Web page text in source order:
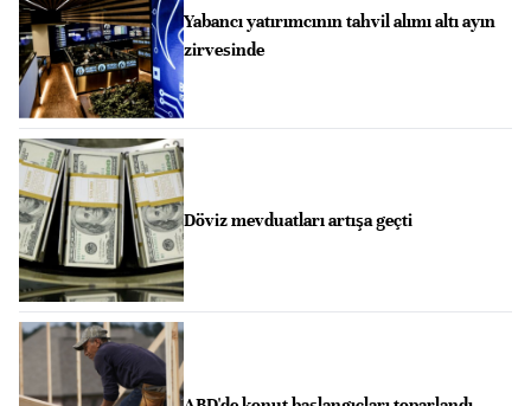
Yabancı yatırımcının tahvil alımı altı ayın
zirvesinde
Döviz mevduatları artışa geçti